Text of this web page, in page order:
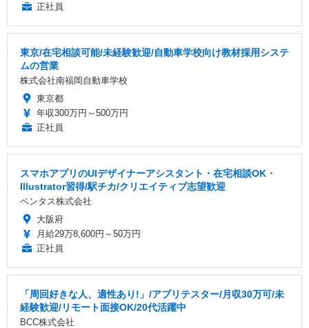
正社員
東京/在宅相談可能/未経験歓迎/自動車学校向け教材採用システ
ムの営業
株式会社南福岡自動車学校
東京都
年収300万円～500万円
正社員
スマホアプリのUIデザイナーアシスタント・在宅相談OK・
Illustrator習得/駅チカ/クリエイティブ志望歓迎
ベンタス株式会社
大阪府
月給29万8,600円～50万円
正社員
「周回好きな人、適性あり!」/アプリテスター/月収30万可/未
経験歓迎/リモート面接OK/20代活躍中
BCC株式会社